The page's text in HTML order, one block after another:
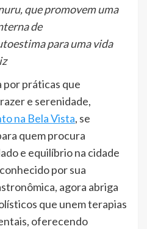
que promovem uma
de
para uma vida
por práticas que
e serenidade,
na Bela Vista, se
quem procura
e equilíbrio na cidade
por sua
agora abriga
que unem terapias
oferecendo